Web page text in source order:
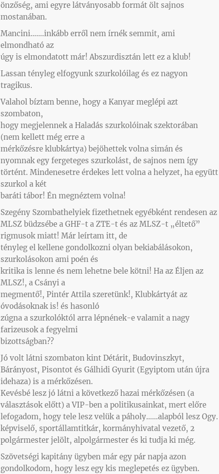
önzőség, ami egyre látványosabb formát ölt sajnos
mostanában.
Mancini…….inkább erről nem írnék semmit, ami
elmondható az
úgy is elmondatott már! Abszurdisztán lett ez a klub!
Lassan tényleg elfogyunk szurkolóilag és ez nagyon
tragikus.
Valahol bíztam benne, hogy a Kanyar meglépi azt
szombaton,
hogy megjelennek a Haladás szurkolóinak szektorában
(nem kellett még erre a
mérkőzésre klubkártya) bejöhettek volna simán és
nyomnak egy fergeteges szurkolást, de sajnos nem így
történt. Mindenesetre érdekes lett volna a helyzet, ha együtt
szurkol a két
baráti tábor! Én megnéztem volna!
Szegény Szombathelyiek fizethetnek egyébként rendesen az
MLSZ büdzsébe a GHF-t a ZTE-t és az MLSZ-t „éltető”
rigmusok miatt! Már leírtam itt, de
tényleg el kellene gondolkozni olyan bekiabálásokon,
szurkolásokon ami poén és
kritika is lenne és nem lehetne bele kötni! Ha az Éljen az
MLSZ!, a Csányi a
megmentő!, Pintér Attila szeretünk!, Klubkártyát az
óvodásoknak is! és hasonló
zúgna a szurkolóktól arra lépnének-e valamit a nagy
farizeusok a fegyelmi
bizottságban??
Jó volt látni szombaton kint Détárit, Budovinszkyt,
Bárányost, Pisontot és Gálhidi Gyurit (Egyiptom után újra
idehaza) is a mérkőzésen.
Kevésbé lesz jó látni a következő hazai mérkőzésen (a
választások előtt) a VIP-ben a politikusainkat, mert előre
lefogadom, hogy tele lesz velük a páholy……alapból lesz Ogy.
képviselő, sportállamtitkár, kormányhivatal vezető, 2
polgármester jelölt, alpolgármester és ki tudja ki még.
Szövetségi kapitány ügyben már egy pár napja azon
gondolkodom, hogy lesz egy kis meglepetés ez ügyben.